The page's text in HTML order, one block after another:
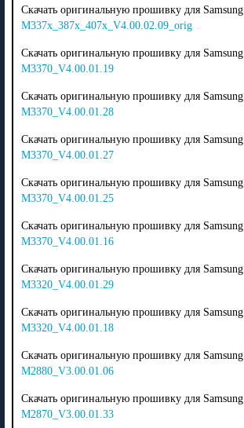
Скачать оригинальную прошивку для Samsung
M337x_387x_407x_V4.00.02.09_orig
Скачать оригинальную прошивку для Samsung
M3370_V4.00.01.19
Скачать оригинальную прошивку для Samsung
M3370_V4.00.01.28
Скачать оригинальную прошивку для Samsung
M3370_V4.00.01.27
Скачать оригинальную прошивку для Samsung
M3370_V4.00.01.25
Скачать оригинальную прошивку для Samsung
M3370_V4.00.01.16
Скачать оригинальную прошивку для Samsung
M3320_V4.00.01.29
Скачать оригинальную прошивку для Samsung
M3320_V4.00.01.18
Скачать оригинальную прошивку для Samsung
M2880_V3.00.01.06
Скачать оригинальную прошивку для Samsung
M2870_V3.00.01.33